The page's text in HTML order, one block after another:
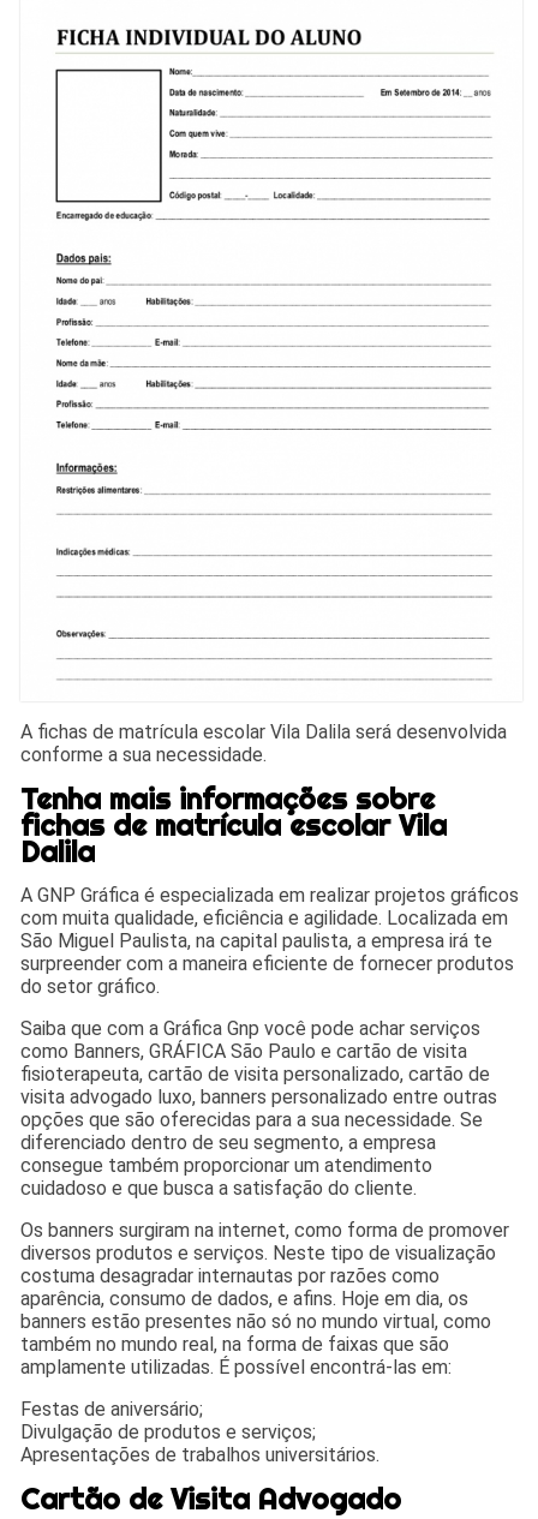
A fichas de matrícula escolar Vila Dalila será desenvolvida
conforme a sua necessidade.
Tenha mais informações sobre
fichas de matrícula escolar Vila
Dalila
A GNP Gráfica é especializada em realizar projetos gráficos
com muita qualidade, eficiência e agilidade. Localizada em
São Miguel Paulista, na capital paulista, a empresa irá te
surpreender com a maneira eficiente de fornecer produtos
do setor gráfico.
Saiba que com a Gráfica Gnp você pode achar serviços
como Banners, GRÁFICA São Paulo e cartão de visita
fisioterapeuta, cartão de visita personalizado, cartão de
visita advogado luxo, banners personalizado entre outras
opções que são oferecidas para a sua necessidade. Se
diferenciado dentro de seu segmento, a empresa
consegue também proporcionar um atendimento
cuidadoso e que busca a satisfação do cliente.
Os banners surgiram na internet, como forma de promover
diversos produtos e serviços. Neste tipo de visualização
costuma desagradar internautas por razões como
aparência, consumo de dados, e afins. Hoje em dia, os
banners estão presentes não só no mundo virtual, como
também no mundo real, na forma de faixas que são
amplamente utilizadas. É possível encontrá-las em:
Festas de aniversário;
Divulgação de produtos e serviços;
Apresentações de trabalhos universitários.
Cartão de Visita Advogado